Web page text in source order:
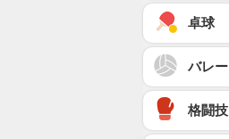
卓球
バレー
格闘技